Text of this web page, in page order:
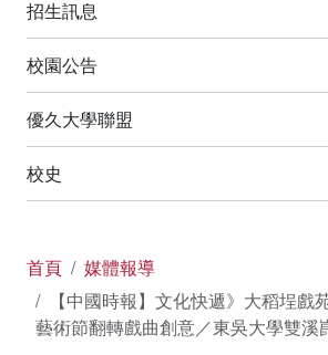
招生訊息
校園公告
優久大學聯盟
校史
首頁
媒體報導
【中國時報】文化快遞》大稻埕戲
藝術節翻轉戲曲創意／東吳大學雙溪